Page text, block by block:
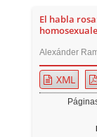
El habla
Alexánder
XML